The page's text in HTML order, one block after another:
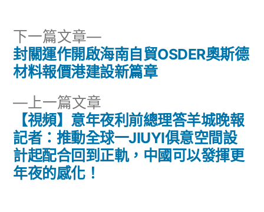
文
覽
上一篇文章
一
篇
文
【視頻】意年夜利前總理答羊城晚報
記者：推動全球一JIUYI俱意空間設
計起配合回到正軌，中國可以發揮更
年夜的感化！
下一篇文章
下
一
篇
封關運作開啟海南自貿OSDER奧斯德
材料報價港建設新篇章